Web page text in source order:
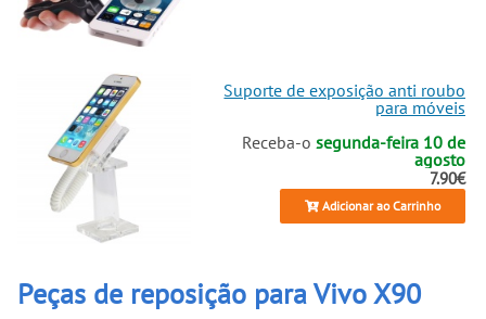
Suporte de exposição anti roubo
para móveis
Receba-o segunda-feira 10 de
agosto
7.90€
Adicionar ao Carrinho
Peças de reposição para Vivo X90